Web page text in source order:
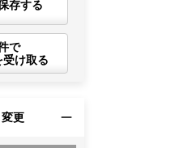
存する
で
受け取る
更